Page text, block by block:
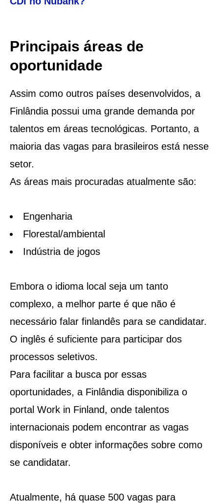
Principais áreas de
oportunidade
Assim como outros países desenvolvidos, a
Finlândia possui uma grande demanda por
talentos em áreas tecnológicas. Portanto, a
maioria das vagas para brasileiros está nesse
setor.
As áreas mais procuradas atualmente são:
Engenharia
Florestal/ambiental
Indústria de jogos
Embora o idioma local seja um tanto
complexo, a melhor parte é que não é
necessário falar finlandês para se candidatar.
O inglês é suficiente para participar dos
processos seletivos.
Para facilitar a busca por essas
oportunidades, a Finlândia disponibiliza o
portal Work in Finland, onde talentos
internacionais podem encontrar as vagas
disponíveis e obter informações sobre como
se candidatar.
Atualmente, há quase 500 vagas para